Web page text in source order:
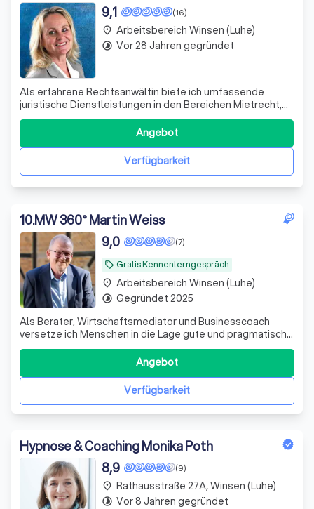
(16)
9,1
Als erfahrene Rechtsanwältin biete ich umfassende
juristische Dienstleistungen in den Bereichen Mietrecht,
Wohnungseigentumsrecht, Forderungsinkasso,
Arbeitsrecht und allgemeines Zivil- und Wirtschaftsrecht
an. Ich vertrete sowohl Mieter als auch Vermieter und
helfe bei der Ausarbeitung und dem Absc
Verfügbarkeit
Angebot
place Arbeitsbereich Winsen (Luhe)
timelapse Vor 28 Jahren gegründet
10.MW 360° Martin Weiss
local_offer Gratis Kennenlerngespräch
(7)
9,0
Als Berater, Wirtschaftsmediator und Businesscoach
versetze ich Menschen in die Lage gute und pragmatische
Lösungen und neue Wege für ihre Herausforderungen zu
Verfügbarkeit
Angebot
place Arbeitsbereich Winsen (Luhe)
timelapse Gegründet 2025
Hypnose & Coaching Monika Poth
(9)
8,9
place Rathausstraße 27A, Winsen (Luhe)
timelapse Vor 8 Jahren gegründet